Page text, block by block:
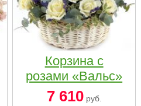
Корзина с
розами «Вальс»
7 610руб.